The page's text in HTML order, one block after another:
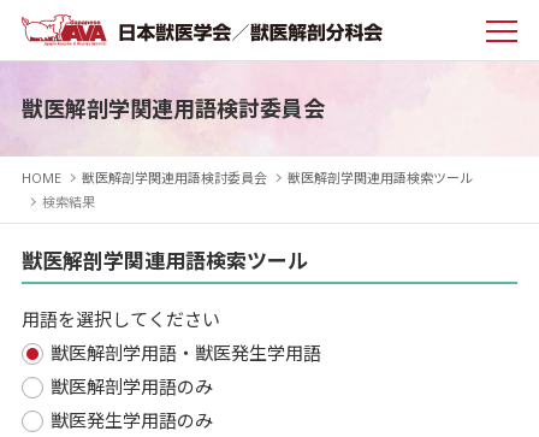
獣医解剖学関連用語検討委員会
HOME 獣医解剖学関連用語検討委員会
獣医解剖学関連用語検索ツール
検索結果
獣医解剖学関連用語検索ツール
用語を選択してください
獣医解剖学用語・獣医発生学用語
獣医解剖学用語のみ
獣医発生学用語のみ